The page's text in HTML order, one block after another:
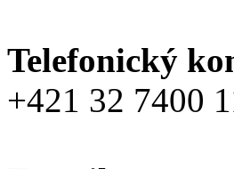
Telefonický
+421 32 7400